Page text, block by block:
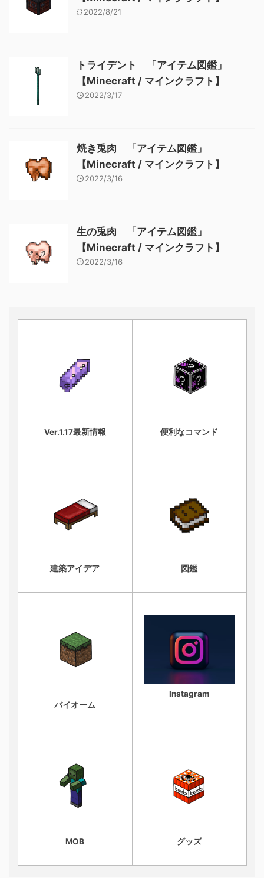
2022/8/21
トライデント 「アイテム図鑑」
【Minecraft / マインクラフト】
2022/3/17
焼き兎肉 「アイテム図鑑」
【Minecraft / マインクラフト】
2022/3/16
生の兎肉 「アイテム図鑑」
【Minecraft / マインクラフト】
2022/3/16
Ver.1.17最新情報 便利なコマンド
建築アイデア 図鑑
バイオーム
Instagram
MOB グッズ